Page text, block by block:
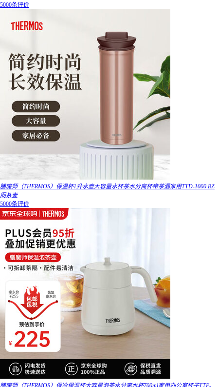
5000条评价
膳魔师（THERMOS）保温杯1升水壶大容量水杯茶水分离杯带茶漏家用TTD-1000 BZ
闷茶壶
5000条评价
膳魔师（THERMOS）保冷保温杯大容量泡茶水分离水杯700ml家用办公室杯子TTE-